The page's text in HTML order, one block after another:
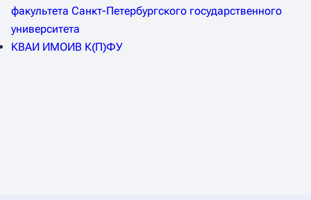
факультета Санкт-Петербургского государственного
университета
КВАИ ИМОИВ К(П)ФУ